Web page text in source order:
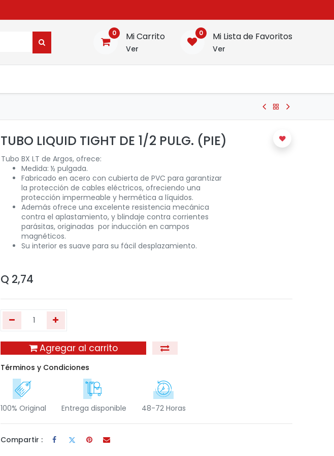
0 Mi Carrito
Ver
0 Mi Lista de Favoritos
Ver
TUBO LIQUID TIGHT DE 1/2 PULG. (PIE)
Tubo BX LT de Argos, ofrece:
Medida: ½ pulgada.
Fabricado en acero con cubierta de PVC para garantizar
la protección de cables eléctricos, ofreciendo una
protección impermeable y hermética a líquidos.
Además ofrece una excelente resistencia mecánica
contra el aplastamiento, y blindaje contra corrientes
parásitas, originadas por inducción en campos
magnéticos.
Su interior es suave para su fácil desplazamiento.
Q 2,74
Agregar al carrito
Términos y Condiciones
100% Original Entrega disponible 48-72 Horas
Compartir :